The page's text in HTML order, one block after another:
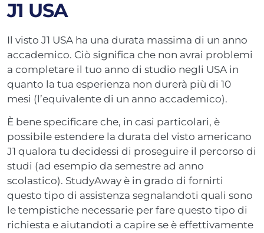
J1 USA
Il visto J1 USA ha una durata massima di un anno
accademico. Ciò significa che non avrai problemi
a completare il tuo anno di studio negli USA in
quanto la tua esperienza non durerà più di 10
mesi (l’equivalente di un anno accademico).
È bene specificare che, in casi particolari, è
possibile estendere la durata del visto americano
J1 qualora tu decidessi di proseguire il percorso di
studi (ad esempio da semestre ad anno
scolastico). StudyAway è in grado di fornirti
questo tipo di assistenza segnalandoti quali sono
le tempistiche necessarie per fare questo tipo di
richiesta e aiutandoti a capire se è effettivamente